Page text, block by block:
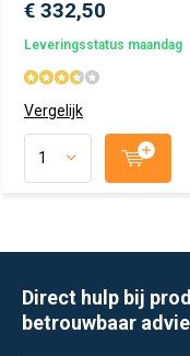
€ 332,50
Leveringsstatus maandag
Vergelijk
Direct hulp bij
betrouwbaar